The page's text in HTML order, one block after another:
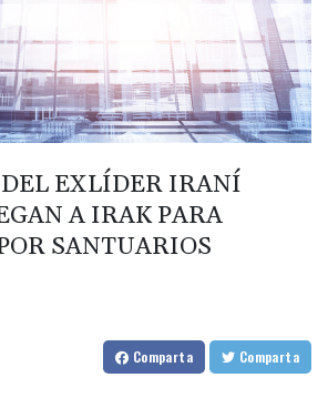
vidas y paisajes en Afganistán
para la reapertura del estrecho de
cancelados en China al acercarse el tifón
para despedir a su padre Jorge tras su
y denuncia "un esfuerzo concertado para
DEL EXLÍDER IRANÍ
A IRAK PARA
SANTUARIOS
Comparta Comparta